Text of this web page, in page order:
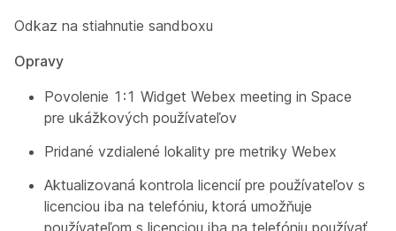
Odkaz na stiahnutie sandboxu
Opravy
Povolenie 1:1 Widget Webex meeting in Space
pre ukážkových používateľov
Pridané vzdialené lokality pre metriky Webex
Aktualizovaná kontrola licencií pre používateľov s
licenciou iba na telefóniu, ktorá umožňuje
používateľom s licenciou iba na telefóniu používať